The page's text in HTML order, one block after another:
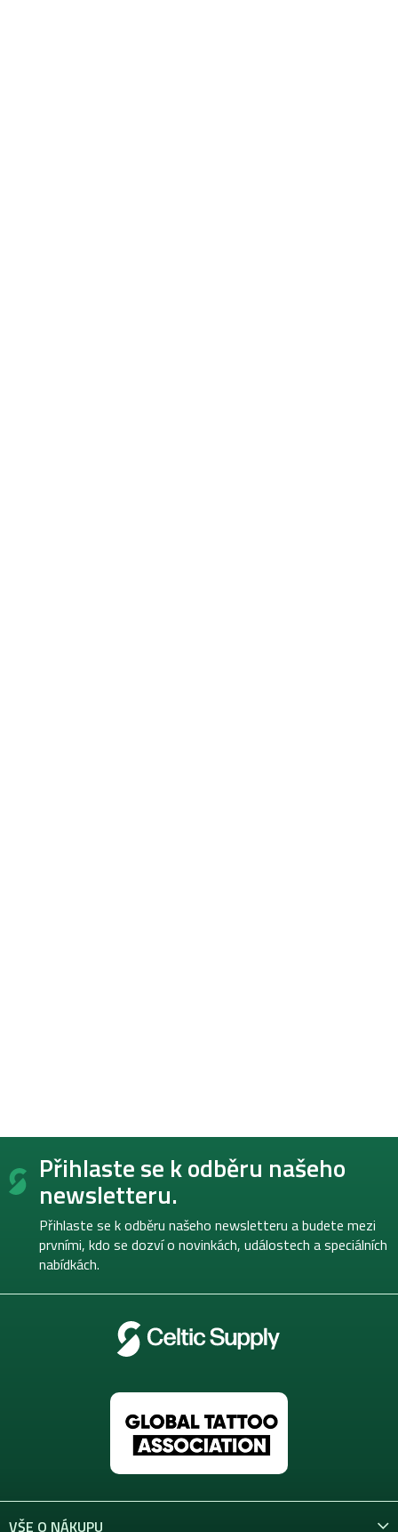
Z
Přihlaste se k odběru našeho
newsletteru.
Přihlaste se k odběru našeho newsletteru a budete mezi
prvními, kdo se dozví o novinkách, událostech a speciálních
nabídkách.
VŠE O NÁKUPU